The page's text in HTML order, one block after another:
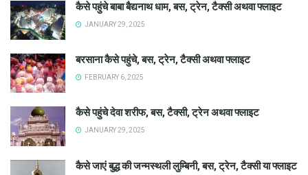
कैसे पहुंचे बाबा बैद्यनाथ धाम, बस, ट्रेन, टैक्सी अथवा फ्लाइट
JANUARY 29, 2025
बरसाना कैसे पहुंचे, बस, ट्रेन, टैक्सी अथवा फ्लाइट
FEBRUARY 6, 2025
कैसे पहुंचे देवा शरीफ, बस, टैक्सी, ट्रेन अथवा फ्लाइट
JANUARY 29, 2025
कैसे जाएं बुद्ध की जन्मस्थली लुम्बिनी, बस, ट्रेन, टैक्सी या फ्लाइट